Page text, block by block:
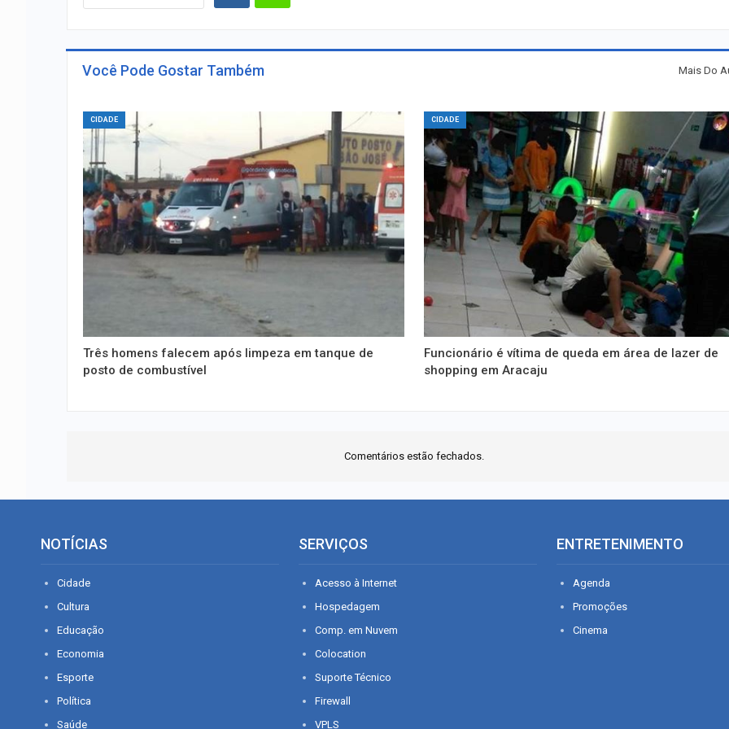
Você Pode Gostar Também Mais Do
CIDADE
Três homens falecem após limpeza em tanque de
posto de combustível
CIDADE
Funcionário é vítima de queda em área de lazer de
shopping em Aracaju
Comentários estão fechados.
NOTÍCIAS
Cidade
Cultura
Educação
Economia
Esporte
Política
Saúde
SERVIÇOS
Acesso à Internet
Hospedagem
Comp. em Nuvem
Colocation
Suporte Técnico
Firewall
VPLS
ENTRETENIMENTO
Agenda
Promoções
Cinema